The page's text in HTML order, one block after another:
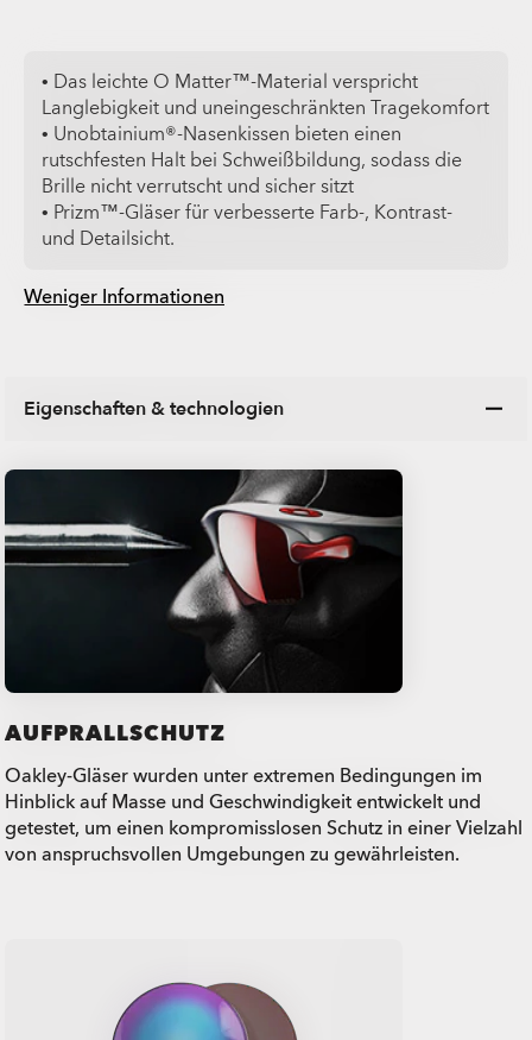
Weniger Informationen
• Das leichte O Matter™-Material verspricht
Langlebigkeit und uneingeschränkten Tragekomfort
• Unobtainium®-Nasenkissen bieten einen
rutschfesten Halt bei Schweißbildung, sodass die
Brille nicht verrutscht und sicher sitzt
• Prizm™-Gläser für verbesserte Farb-, Kontrast-
und Detailsicht.
Eigenschaften & technologien
AUFPRALLSCHUTZ
Oakley-Gläser wurden unter extremen Bedingungen im
Hinblick auf Masse und Geschwindigkeit entwickelt und
getestet, um einen kompromisslosen Schutz in einer Vielzahl
von anspruchsvollen Umgebungen zu gewährleisten.